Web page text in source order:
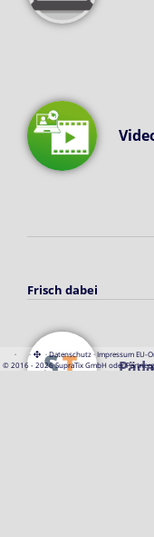
Frisch dabei
· · ·Datenschutz·Impressum EU-
© 2016 - 2026 SupraTix GmbH oder